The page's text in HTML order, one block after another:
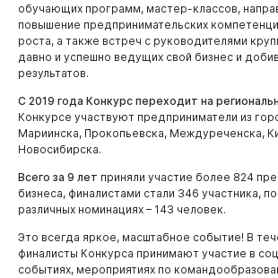
Виртуальнаяприемная
обучающих программ, мастер-классов,
повышение предпринимательских
роста, а также встреч с руководителями
давно и успешно ведущих свой бизнес и
результатов.
С 2019 года Конкурс переходит на
Конкурсе участвуют предприниматели из
Мариинска, Прокопьевска, Междуреченска,
Новосибирска.
Всего за 9 лет приняли участие более 824
бизнеса, финалистами стали 346 участника,
различных номинациях – 143 человек.
Это всегда яркое, масштабное событие! В
финалисты Конкурса принимают участие в
событиях, мероприятиях по